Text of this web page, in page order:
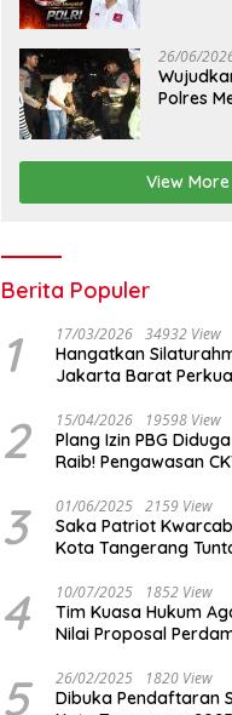
Polri
26/06/
Polres
View More
Berita Populer
1 17/03/2026 34932 View
Hangatkan
Jakarta Barat
2 15/04/2026 19598 View
Plang Izin PBG
Raib! Pengawasan
3 01/06/2025 2159 View
Saka Patriot
Kota Tangerang
4 10/07/2025 1852 View
Tim Kuasa Hukum
Nilai Proposal
5 26/02/2025 1820 View
Dibuka Pendaftaran